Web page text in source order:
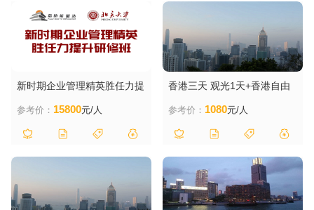
新时期企业管理精英胜任力提
参考价： 15800元/人
香港三天 观光1天+香港自由
参考价： 1080元/人